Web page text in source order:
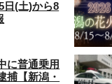
日(土)から8
に普通乗用
【新潟・